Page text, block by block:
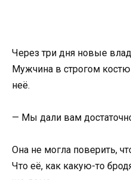
Через три дня новые
Мужчина в строгом
неё.
— Мы дали вам
Она не могла поверить,
Что её, как какую-то